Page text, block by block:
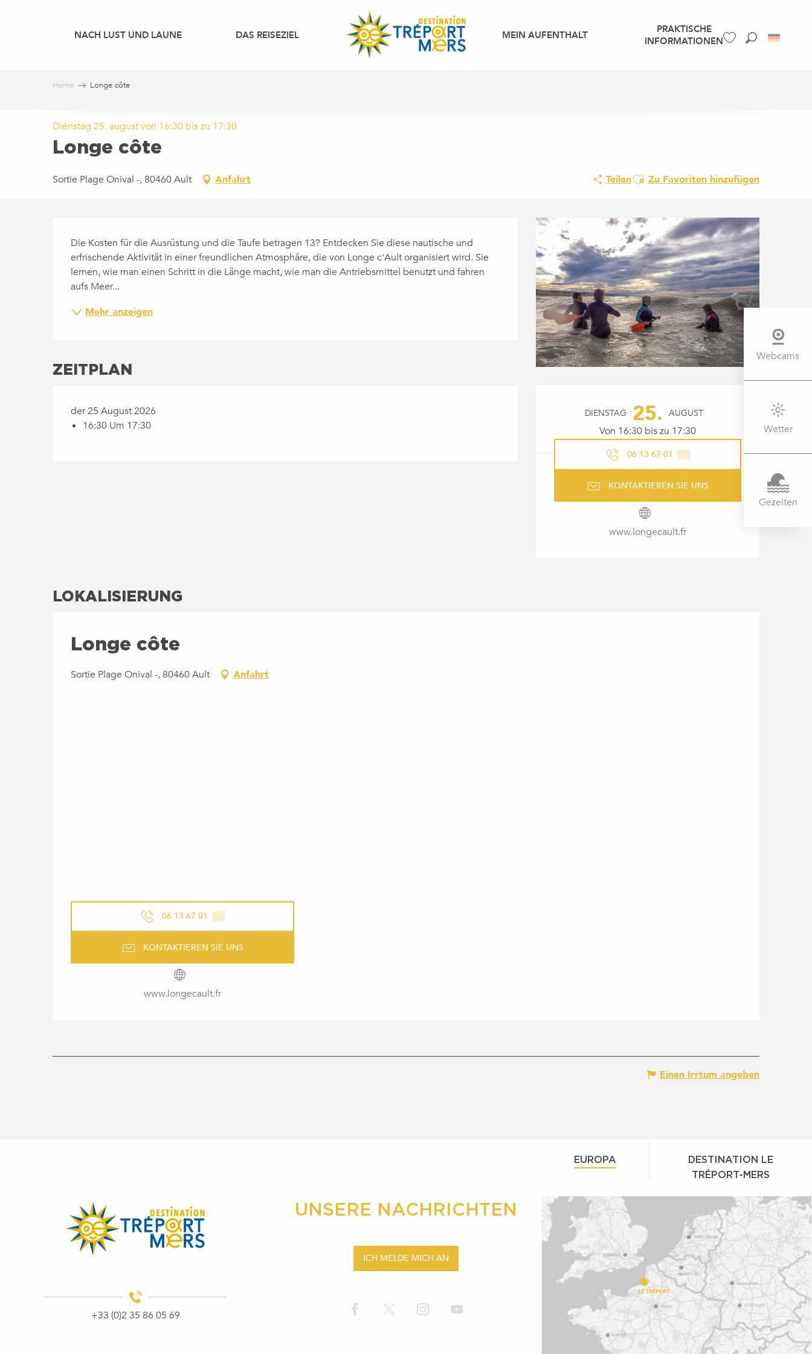
NACH LUST UND LAUNE DAS REISEZIEL MEIN AUFENTHALT
PRAKTISCHE
INFORMATIONEN
Webcams
Wetter
Gezeiten
Home Longe côte
Dienstag 25. august von 16:30 bis zu 17:30
Longe côte
Sortie Plage Onival -, 80460 Ault Anfahrt TeilenAjouter aux favoris
Zu Favoriten hinzufügen
DIENSTAG 25. AUGUST
Von 16:30 bis zu 17:30
06 13 67 01 ▒▒
KONTAKTIEREN SIE UNS
www.longecault.fr
Die Kosten für die Ausrüstung und die Taufe betragen 13? Entdecken Sie diese nautische und
erfrischende Aktivität in einer freundlichen Atmosphäre, die von Longe c'Ault organisiert wird. Sie
lernen, wie man einen Schritt in die Länge macht, wie man die Antriebsmittel benutzt und fahren
aufs Meer...
Mehr anzeigen
ZEITPLAN
der 25 August 2026
16:30 Um 17:30
LOKALISIERUNG
Longe côte
Sortie Plage Onival -, 80460 Ault Anfahrt
06 13 67 01 ▒▒
KONTAKTIEREN SIE UNS
www.longecault.fr
Einen Irrtum angeben
+33 (0)2 35 86 05 69
UNSERE NACHRICHTEN
ICH MELDE MICH AN
EUROPA
DESTINATION LE
TRÉPORT-MERS